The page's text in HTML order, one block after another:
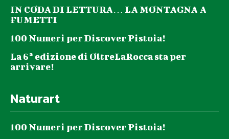
IN CODA DI LETTURA… LA MONTAGNA A
FUMETTI
100 Numeri per Discover Pistoia!
La 6ª edizione di OltreLaRocca sta per
arrivare!
Naturart
100 Numeri per Discover Pistoia!